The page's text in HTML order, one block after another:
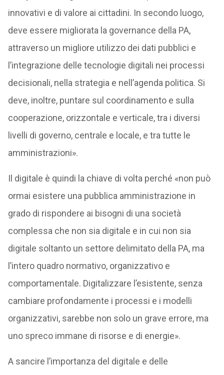
innovativi e di valore ai cittadini. In secondo luogo,
deve essere migliorata la governance della PA,
attraverso un migliore utilizzo dei dati pubblici e
l’integrazione delle tecnologie digitali nei processi
decisionali, nella strategia e nell’agenda politica. Si
deve, inoltre, puntare sul coordinamento e sulla
cooperazione, orizzontale e verticale, tra i diversi
livelli di governo, centrale e locale, e tra tutte le
amministrazioni».
Il digitale è quindi la chiave di volta perché «non può
ormai esistere una pubblica amministrazione in
grado di rispondere ai bisogni di una società
complessa che non sia digitale e in cui non sia
digitale soltanto un settore delimitato della PA, ma
l’intero quadro normativo, organizzativo e
comportamentale. Digitalizzare l’esistente, senza
cambiare profondamente i processi e i modelli
organizzativi, sarebbe non solo un grave errore, ma
uno spreco immane di risorse e di energie».
A sancire l’importanza del digitale e delle